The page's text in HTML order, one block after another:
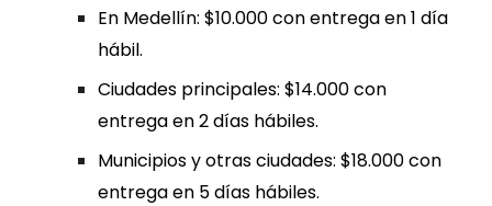
En Medellín: $10.000 con entrega en 1 día
hábil.
Ciudades principales: $14.000 con
entrega en 2 días hábiles.
Municipios y otras ciudades: $18.000 con
entrega en 5 días hábiles.